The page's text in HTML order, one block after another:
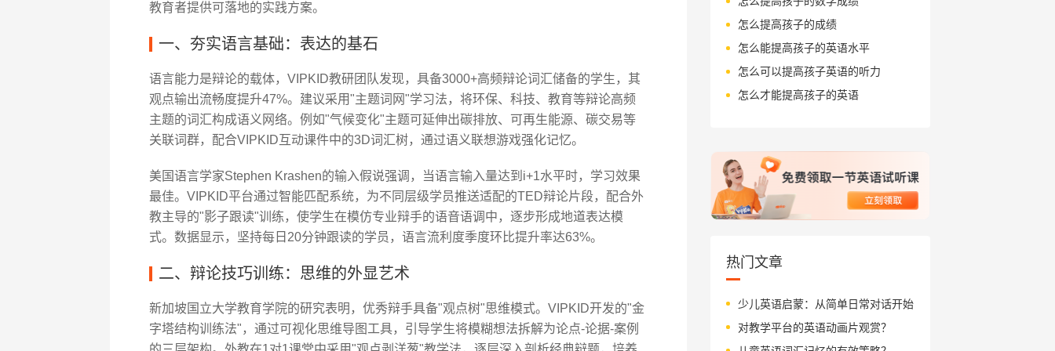
教育者提供可落地的实践方案。
一、夯实语言基础：表达的基石
语言能力是辩论的载体，VIPKID教研团队发现，具备3000+高频辩论词汇储备的学生，其
观点输出流畅度提升47%。建议采用"主题词网"学习法，将环保、科技、教育等辩论高频
主题的词汇构成语义网络。例如"气候变化"主题可延伸出碳排放、可再生能源、碳交易等
关联词群，配合VIPKID互动课件中的3D词汇树，通过语义联想游戏强化记忆。
美国语言学家Stephen Krashen的输入假说强调，当语言输入量达到i+1水平时，学习效果
最佳。VIPKID平台通过智能匹配系统，为不同层级学员推送适配的TED辩论片段，配合外
教主导的"影子跟读"训练，使学生在模仿专业辩手的语音语调中，逐步形成地道表达模
式。数据显示，坚持每日20分钟跟读的学员，语言流利度季度环比提升率达63%。
二、辩论技巧训练：思维的外显艺术
新加坡国立大学教育学院的研究表明，优秀辩手具备"观点树"思维模式。VIPKID开发的"金
字塔结构训练法"，通过可视化思维导图工具，引导学生将模糊想法拆解为论点-论据-案例
怎么提高孩子的成绩
怎么能提高孩子的英语水平
怎么可以提高孩子英语的听力
怎么才能提高孩子的英语
热门文章
少儿英语启蒙：从简单日常对话开始
对教学平台的英语动画片观赏？